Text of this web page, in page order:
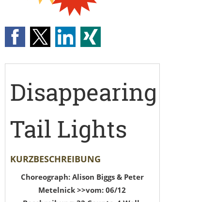
Disappearing
Tail Lights
KURZBESCHREIBUNG
Choreograph: Alison Biggs & Peter
Metelnick >>vom: 06/12